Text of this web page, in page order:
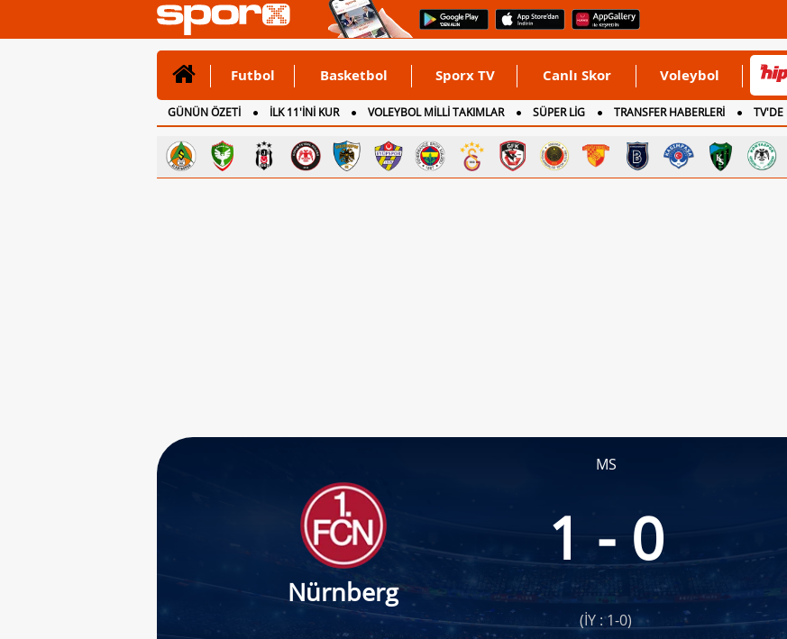
Futbol Basketbol Sporx TV Canlı Skor Voleybol
GÜNÜN ÖZETİ İLK 11'İNİ KUR VOLEYBOL MİLLİ TAKIMLAR SÜPER LİG TRANSFER HABERLERİ
CANLI ANLATIM
İNGİLTERE
MS
Nürnberg
1 - 0
(İY : 1-0)